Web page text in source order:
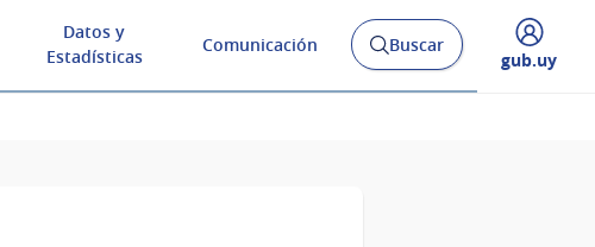
Datos y
Estadísticas
Comunicación
AbrirBuscar
Desplegar
gub.uy